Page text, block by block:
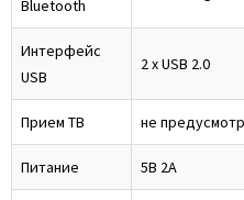
Bluetooth
Интерфейс
USB
2 x USB 2.0
Прием ТВ не
Питание 5В 2А